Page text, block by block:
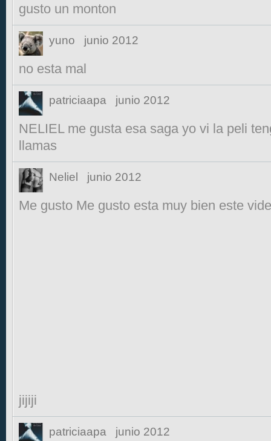
gusto un monton
yuno junio 2012
no esta mal
patriciaapa junio 2012
NELIEL me gusta esa saga yo vi la peli
llamas
Neliel junio 2012
Me gusto Me gusto esta muy bien este
jijiji
patriciaapa junio 2012